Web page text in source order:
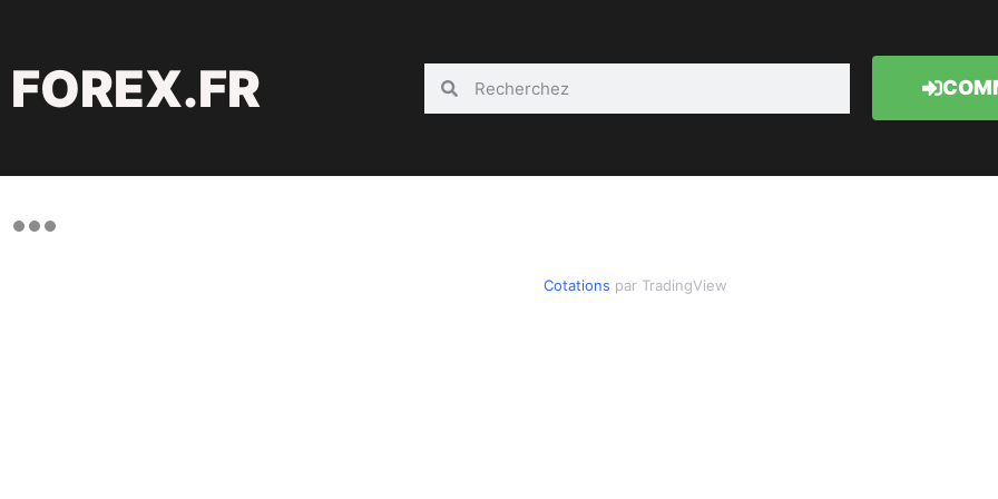
FOREX.FR
Cotations par TradingView